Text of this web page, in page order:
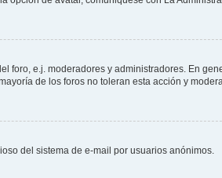
foro, e.j. moderadores y administradores. En
de los foros no toleran esta acción y
del sistema de e-mail por usuarios anónimos.